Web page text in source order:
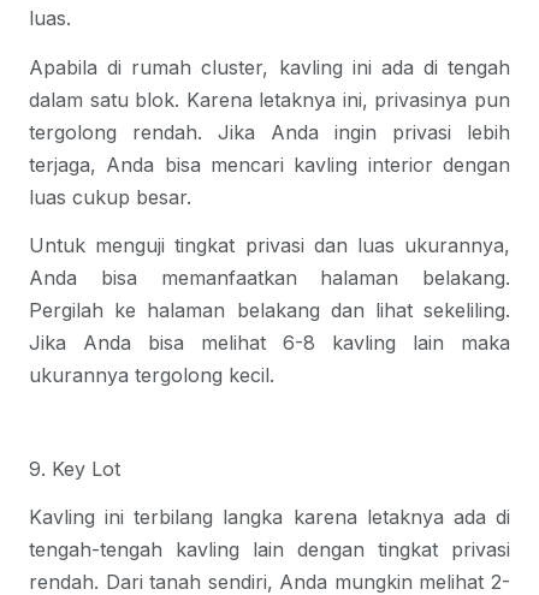
luas.
Apabila di rumah cluster, kavling ini ada di tengah
dalam satu blok. Karena letaknya ini, privasinya pun
tergolong rendah. Jika Anda ingin privasi lebih
terjaga, Anda bisa mencari kavling interior dengan
luas cukup besar.
Untuk menguji tingkat privasi dan luas ukurannya,
Anda bisa memanfaatkan halaman belakang.
Pergilah ke halaman belakang dan lihat sekeliling.
Jika Anda bisa melihat 6-8 kavling lain maka
ukurannya tergolong kecil.
9. Key Lot
Kavling ini terbilang langka karena letaknya ada di
tengah-tengah kavling lain dengan tingkat privasi
rendah. Dari tanah sendiri, Anda mungkin melihat 2-